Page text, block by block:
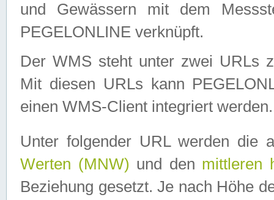
und Gewässern mit dem
PEGELONLINE verknüpft.
Der WMS steht unter zwei URLs
Mit diesen URLs kann
einen WMS-Client integriert werden.
Unter folgender URL werden die
Werten (MNW) und den mittleren
Beziehung gesetzt. Je nach Höhe